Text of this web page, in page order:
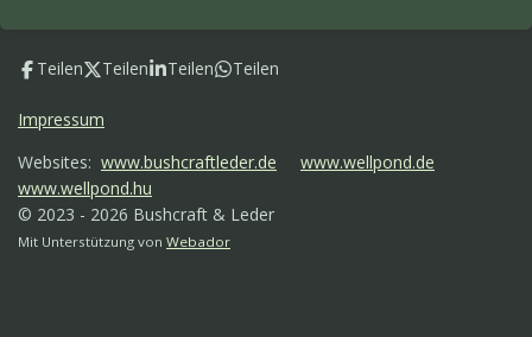
Teilen Teilen Teilen Teilen
Impressum
Websites: www.bushcraftleder.de
www.wellpond.de
www.wellpond.hu
© 2023 - 2026 Bushcraft & Leder
Mit Unterstützung von Webador